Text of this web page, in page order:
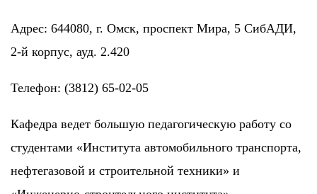
Адрес: 644080, г. Омск, проспект Мира, 5 СибАДИ,
2-й корпус, ауд. 2.420
Телефон: (3812) 65-02-05
Кафедра ведет большую педагогическую работу со
студентами «Института автомобильного транспорта,
нефтегазовой и строительной техники» и